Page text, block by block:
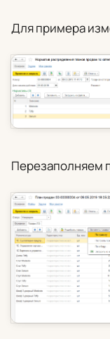
Для примера
Перезаполняем